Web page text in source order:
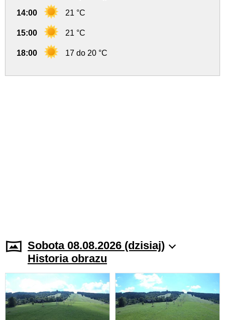
14:00 21 °C
15:00 21 °C
18:00 17 do 20 °C
Sobota 08.08.2026 (dzisiaj)
Historia obrazu